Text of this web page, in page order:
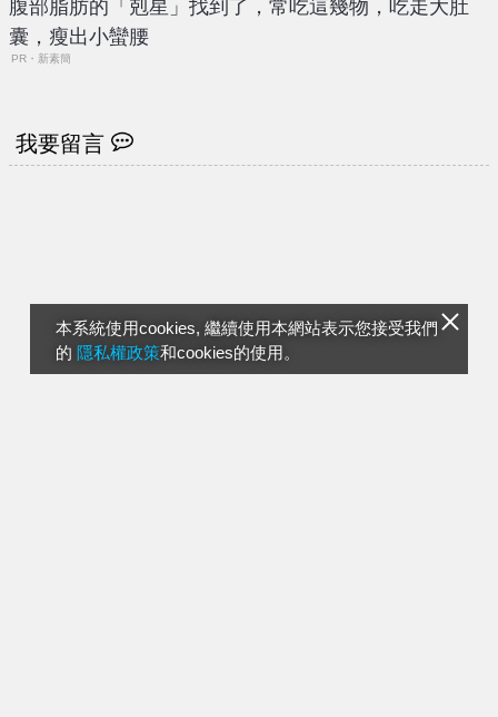
本系統使用cookies, 繼續使用本網站表示您接受我們
的 隱私權政策和cookies的使用。
腹部脂肪的「剋星」找到了，常吃這幾物，吃走大肚
囊，瘦出小蠻腰
PR・新素簡
我要留言